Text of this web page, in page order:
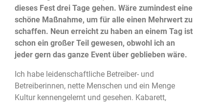
dieses Fest drei Tage gehen. Wäre zumindest eine
schöne Maßnahme, um für alle einen Mehrwert zu
schaffen. Neun erreicht zu haben an einem Tag ist
schon ein großer Teil gewesen, obwohl ich an
jeder gern das ganze Event über geblieben wäre.
Ich habe leidenschaftliche Betreiber- und
Betreiberinnen, nette Menschen und ein Menge
Kultur kennengelernt und gesehen. Kabarett,